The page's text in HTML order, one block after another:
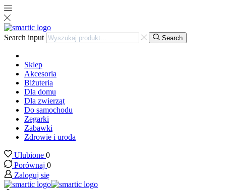
Search input Search
Sklep
Akcesoria
Biżuteria
Dla domu
Dla zwierząt
Do samochodu
Zegarki
Zabawki
Zdrowie i uroda
Ulubione 0
Porównaj 0
Zaloguj się